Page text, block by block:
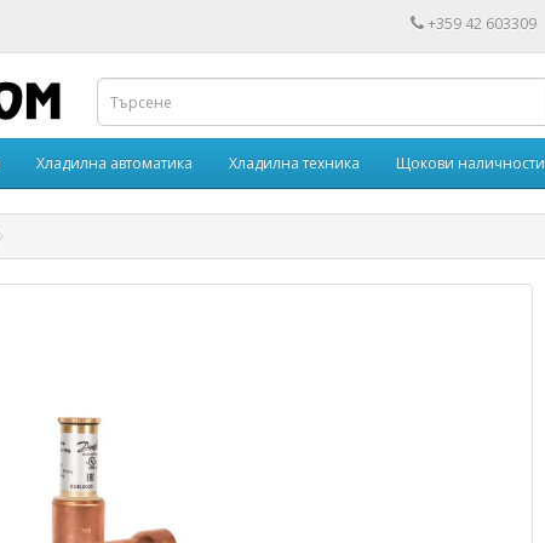
+359 42 603309
Хладилна автоматика Хладилна техника Щокови наличности